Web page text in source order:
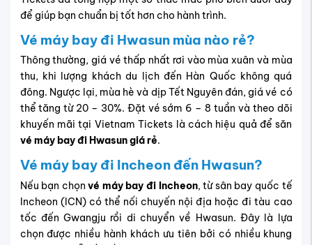
để giúp bạn chuẩn bị tốt hơn cho hành trình.
Vé máy bay đi Hwasun mùa nào rẻ?
Thông thường, giá vé thấp nhất rơi vào mùa xuân và mùa
thu, khi lượng khách du lịch đến Hàn Quốc không quá
đông. Ngược lại, mùa hè và dịp Tết Nguyên đán, giá vé có
thể tăng từ 20 – 30%. Đặt vé sớm 6 – 8 tuần và theo dõi
khuyến mãi tại Vietnam Tickets là cách hiệu quả để săn
vé máy bay đi Hwasun giá rẻ.
Vé máy bay đi Incheon đến Hwasun?
Nếu bạn chọnvé máy bay đi Incheon, từ sân bay quốc tế
Incheon (ICN) có thể nối chuyến nội địa hoặc đi tàu cao
tốc đến Gwangju rồi di chuyển về Hwasun. Đây là lựa
chọn được nhiều hành khách ưu tiên bởi có nhiều khung